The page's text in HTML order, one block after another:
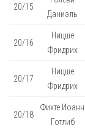
20/15
Даниэль
20/16
Ницше
Фридрих
20/17
Ницше
Фридрих
20/18
Фихте Иоанн
Готлиб